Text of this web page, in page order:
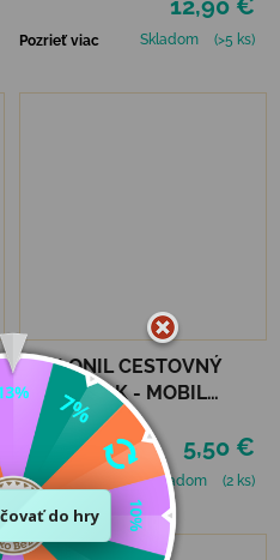
12,90 €
Pozrieť viac Skladom (>5 ks)
COLLONIL CESTOVNÝ
PRÍPRAVOK - MOBIL
ČIERNY
5,50 €
Pozrieť viac Skladom (2 ks)